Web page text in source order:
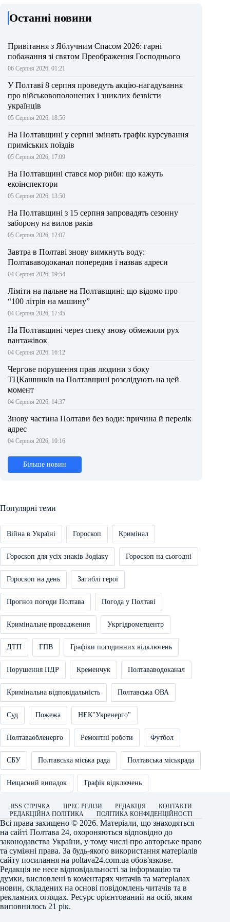
Останні новини
Привітання з Яблучним Спасом 2026: гарні
побажання зі святом Преображення Господнього
06 Серпня 2026, 01:21
У Полтаві 8 серпня проведуть акцію-нагадування
про військовополонених і зниклих безвісти
українців
05 Серпня 2026, 18:56
На Полтавщині у серпні змінять графік курсування
приміських поїздів
05 Серпня 2026, 17:09
На Полтавщині стався мор риби: що кажуть
екоінспектори
05 Серпня 2026, 13:50
На Полтавщині з 15 серпня запровадять сезонну
заборону на вилов раків
05 Серпня 2026, 12:07
Завтра в Полтаві знову вимкнуть воду:
Полтававодоканал попередив і назвав адреси
04 Серпня 2026, 19:54
Ліміти на пальне на Полтавщині: що відомо про
“100 літрів на машину”
04 Серпня 2026, 17:45
На Полтавщині через спеку знову обмежили рух
вантажівок
04 Серпня 2026, 16:12
Чергове порушення прав людини з боку
ТЦКашників на Полтавщині розслідують на цей
момент
04 Серпня 2026, 14:37
Знову частина Полтави без води: причина й перелік
адрес
04 Серпня 2026, 10:16
Більше новин
Популярні теми
Війна в Україні Гороскоп Кримінал
Гороскоп для усіх знаків Зодіаку Гороскоп на сьогодні
Гороскоп на день Загиблі герої
Прогноз погоди Полтава Погода у Полтаві
Кримінальне провадження Укргідрометцентр
ДТП ГПВ Графіки погодинних відключень
Порушення ПДР Кременчук Полтававодоканал
Кримінальна відповідальність Полтавська ОВА
Суд Пожежа НЕК"Укренерго"
Полтаваобленерго Ремонтні роботи Футбол
СБУ Полтавська міська рада Полтавська міськрада
Нещасний випадок Графік відключень
RSS-СТРІЧКА ПРЕС-РЕЛІЗИ РЕДАКЦІЯ
КОНТАКТИ
РЕДАКЦІЙНА ПОЛІТИКА
ПОЛІТИКА КОНФІДЕНЦІЙНОСТІ
Всі права захищено © 2026. Матеріали, що знаходяться
на сайті Полтава 24, охороняються відповідно до
законодавства України, у тому числі про авторське право
та суміжні права. За будь-якого використання матеріалів
сайту посилання на poltava24.com.ua обов'язкове.
Редакція не несе відповідальності за інформацію та
думки, висловлені в коментарях читачів та матеріалах
новин, складених на основі повідомлень читачів та в
рекламних оглядах. Ресурс орієнтований на осіб, яким
виповнилось 21 рік.